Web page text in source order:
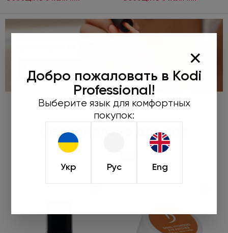
×
Добро пожаловать в Kodi
Professional!
Выберите язык для комфортных
покупок:
Укр Рус Eng
Подробнее
Персонально для вас